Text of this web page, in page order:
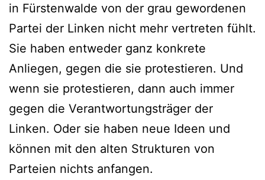
in Fürstenwalde von der grau gewordenen
Partei der Linken nicht mehr vertreten fühlt.
Sie haben entweder ganz konkrete
Anliegen, gegen die sie protestieren. Und
wenn sie protestieren, dann auch immer
gegen die Verantwortungsträger der
Linken. Oder sie haben neue Ideen und
können mit den alten Strukturen von
Parteien nichts anfangen.